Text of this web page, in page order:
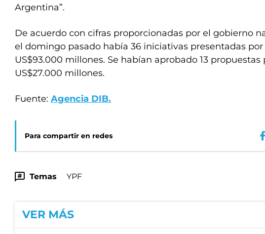
Argentina”.
De acuerdo con cifras proporcionadas por el gobierno
el domingo pasado había 36 iniciativas presentadas
US$93.000 millones. Se habían aprobado 13 propuestas
US$27.000 millones.
Fuente: Agencia DIB.
Para compartir en redes
Temas YPF
VER MÁS